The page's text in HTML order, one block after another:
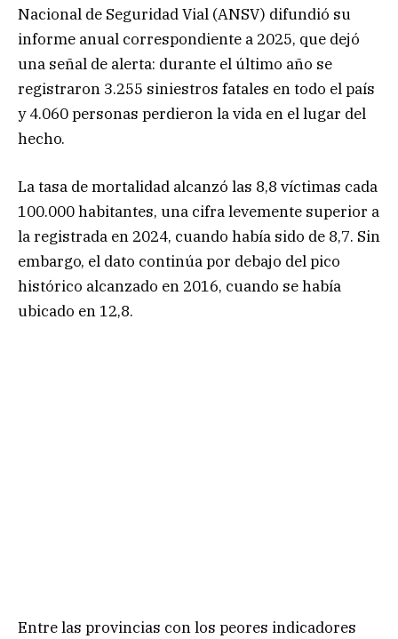
Nacional de Seguridad Vial (ANSV) difundió su
informe anual correspondiente a 2025, que dejó
una señal de alerta: durante el último año se
registraron 3.255 siniestros fatales en todo el país
y 4.060 personas perdieron la vida en el lugar del
hecho.
La tasa de mortalidad alcanzó las 8,8 víctimas cada
100.000 habitantes, una cifra levemente superior a
la registrada en 2024, cuando había sido de 8,7. Sin
embargo, el dato continúa por debajo del pico
histórico alcanzado en 2016, cuando se había
ubicado en 12,8.
Entre las provincias con los peores indicadores